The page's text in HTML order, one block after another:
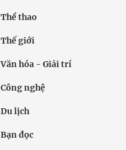
Thể thao
Thế giới
Văn hóa - Giải trí
Công nghệ
Du lịch
Bạn đọc